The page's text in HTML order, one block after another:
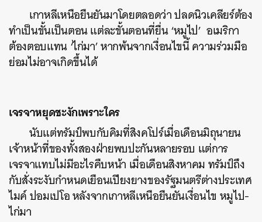
เกาหลีเหนือยืนยันมาโดยตลอดว่า ปลดนิวเคลียร์ต้อง
ทำเป็นขั้นเป็นตอน แต่ละขั้นตอนที่ยื่น ‘หมูไป’ อเมริกา
ต้องตอบแทน ‘ไก่มา’ หากพ้นจากเงื่อนไขนี้ ความร่วมมือ
ย่อมไม่อาจเกิดขึ้นได้
เจรจาหยุดชะงักเพราะใคร
นับแต่ทรัมป์พบกับคิมที่สิงคโปร์เมื่อเดือนมิถุนายน
เจ้าหน้าที่ของทั้งสองฝ่ายพบปะกันหลายรอบ แต่การ
เจรจาแทบไม่มีอะไรคืบหน้า เมื่อเดือนสิงหาคม ทรัมป์ถึง
กับสั่งระงับกำหนดเยือนเปียงยางของรัฐมนตรีต่างประเทศ
ไมค์ ปอมเปโอ หลังจากเกาหลีเหนือยืนยันเงื่อนไข หมูไป-
ไก่มา